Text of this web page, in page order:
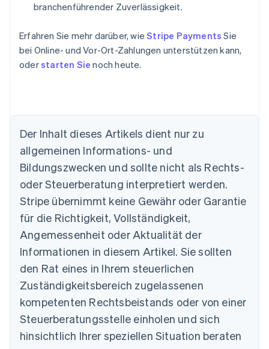
branchenführender Zuverlässigkeit.
Erfahren Sie mehr darüber, wieStripe Payments Sie
bei Online- und Vor-Ort-Zahlungen unterstützen kann,
oderstarten Sie noch heute.
Der Inhalt dieses Artikels dient nur zu
allgemeinen Informations- und
Bildungszwecken und sollte nicht als Rechts-
oder Steuerberatung interpretiert werden.
Stripe übernimmt keine Gewähr oder Garantie
für die Richtigkeit, Vollständigkeit,
Angemessenheit oder Aktualität der
Informationen in diesem Artikel. Sie sollten
den Rat eines in Ihrem steuerlichen
Zuständigkeitsbereich zugelassenen
kompetenten Rechtsbeistands oder von einer
Steuerberatungsstelle einholen und sich
hinsichtlich Ihrer speziellen Situation beraten
Australien
English
Belgien
Brasilien
PortuguêsEnglish
Bulgarien
English
Dänemark
English
DeutschEnglish
Estland
English
Festlandchina
简体中文English
Finnland